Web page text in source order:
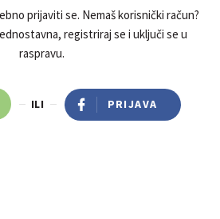
prijaviti se. Nemaš korisnički račun?
registriraj se i uključi se u
raspravu.
ILI PRIJAVA